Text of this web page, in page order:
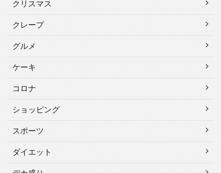
クリスマス
クレープ
グルメ
ケーキ
コロナ
ショッピング
スポーツ
ダイエット